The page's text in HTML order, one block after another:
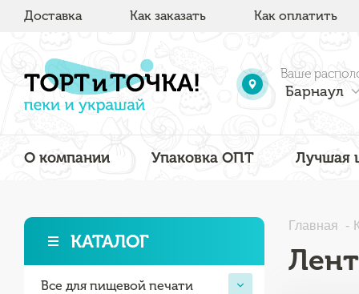
Доставка Как заказать Как оплатить
Ваше
Барнаул
О компании Упаковка ОПТ Лучшая
КАТАЛОГ
Все для пищевой печати
Главная